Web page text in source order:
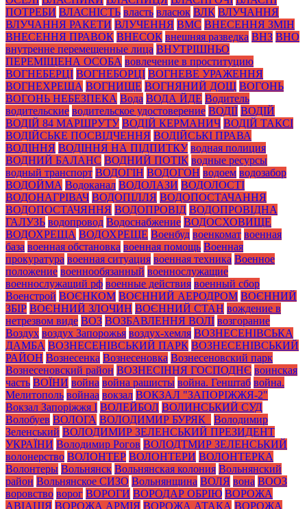
ПОТРЕБИ ВЛАСНІСТЬ власть власюк ВЛК ВЛУЧАННЯ
ВЛУЧАННЯ РАКЕТИ ВЛУЧЕННЯ ВМС ВНЕСЕННЯ ЗМІН
ВНЕСЕННЯ ПРАВОК ВНЕСОК внешняя разведка ВНЗ ВНО
внутренне перемещенные лица ВНУТРІШНЬО
ПЕРЕМІЩЕНА ОСОБА вовлечение в проституцию
ВОГНЕБЕРЦІ ВОГНЕБОРЦІ ВОГНЕВЕ УРАЖЕННЯ
ВОГНЕХРЕЩА ВОГНИЩЕ ВОГНЯНИЙ ДОЩ ВОГОНЬ
ВОГОНЬ НЕБЕЗПЕКА Вода ВОДА ЙДЕ Водитель
водительские водительское удостоверение ВОДІЇ ВОДІЙ
ВОДІЙ 84 МАРШРУТУ ВОДІЙ КЕРМАНИЧ ВОДІЙ ТАКСІ
ВОДІЙСЬКЕ ПОСВІДЧЕННЯ ВОДІЙСЬКІ ПРАВА
ВОДІННЯ ВОДІННЯ НА ПІДПИТКУ водная полиция
ВОДНИЙ БАЛАНС ВОДНИЙ ПОТІК водные ресурсы
водный транспорт ВОДОГІН ВОДОГОН водоем водозабор
ВОДОЙМА Водоканал ВОДОЛАЗИ ВОДОЛОСТІ
ВОДОНАГРІВАЧ ВОДОПІЛЛЯ ВОДОПОСТАЧАННЯ
ВОДОПОСТАЧЯННЯ ВОДОПРОВІД ВОДОПРОВІДНА
ГАЛУЗЬ водопровод Водоснабжение ВОДОСХОВИЩЕ
ВОДОХРЕЩА ВОДОХРЕЩЕ Военбуд военкомат военная
база военная обстановка военная помощь Военная
прокуратура военная ситуация военная техника Военное
положение военнообязанный военнослужащие
военнослужащий рф военные действия военный сбор
Военстрой ВОЄНКОМ ВОЄННИЙ АЕРОДРОМ ВОЄННИЙ
ЗБІР ВОЄННИЙ ЗЛОЧИН ВОЄННИЙ СТАН вождение в
нетрезвом виде ВОЗ ВОЗБАВЛЕННЯ ВОЛІ возгорание
Воздух воздух Запорожья воздух-хемля ВОЗНЕСЕНІВСЬКА
ДАМБА ВОЗНЕСЕНІВСЬКИЙ ПАРК ВОЗНЕСЕНІВСЬКИЙ
РАЙОН Вознесенка Вознесеновка Вознесеновский парк
Вознесеновский район ВОЗНЕСІННЯ ГОСПОДНЄ воинская
часть ВОЇНИ война война рашисты война. Генштаб война.
Мелитополь войнаа вокзал ВОКЗАЛ "ЗАПОРІЖЖЯ-2"
Вокзал Запоріжжя І ВОЛЕЙБОЛ ВОЛИНСЬКИЙ СУД
Волобуев ВОЛОГА ВОЛОДИМИР БУРЯК_
Володимир
Зеленський ВОЛОДИМИР ЗЕЛЕНСЬКИЙ ПРЕЗИДЕНТ
УКРАЇНИ Володимир Рогов ВОЛОДТМИР ЗЕЛЕНСЬКИЙ
волонерство ВОЛОНТЕР ВОЛОНТЕРИ ВОЛОНТЕРКА
Волонтеры Вольнянск Вольнянская колония Вольнянский
район Вольнянское СИЗО Вольнянщина ВОЛЯ вона ВООЗ
воровство ворог ВОРОГИ ВОРОДАР ОБРІЮ ВОРОЖА
АВІАЦІЯ ВОРОЖА АРМІЯ ВОРОЖА АТАКА ВОРОЖА